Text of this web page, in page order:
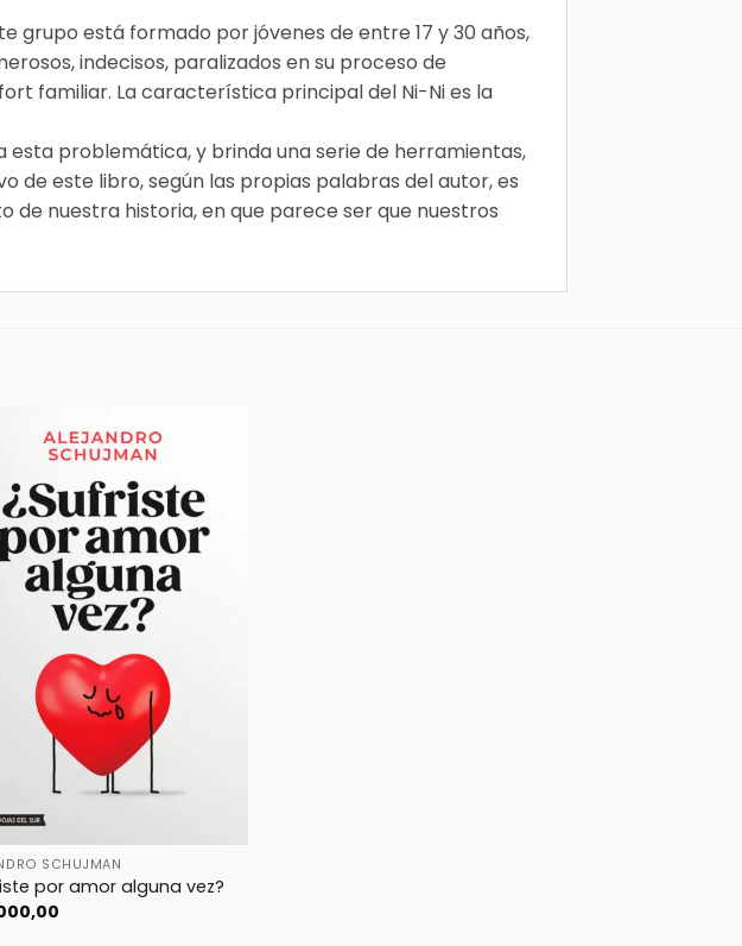
grupo está formado por jóvenes de entre 17 y 30 años,
indecisos, paralizados en su proceso de
familiar. La característica principal del Ni-Ni es la
esta problemática, y brinda una serie de herramientas,
de este libro, según las propias palabras del autor, es
de nuestra historia, en que parece ser que nuestros
SCHUJMAN
por amor alguna vez?